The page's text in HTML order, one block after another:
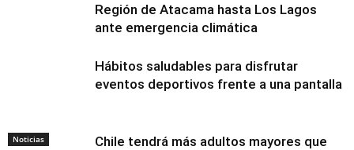
Noticias
Región de Atacama hasta Los Lagos
ante emergencia climática
Hábitos saludables para disfrutar
eventos deportivos frente a una pantalla
Chile tendrá más adultos mayores que